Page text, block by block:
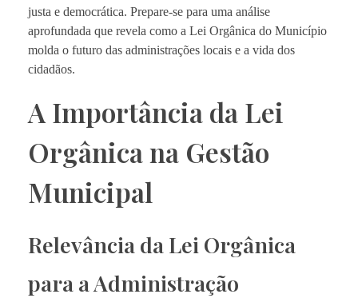
justa e democrática. Prepare-se para uma análise
aprofundada que revela como a Lei Orgânica do Município
molda o futuro das administrações locais e a vida dos
cidadãos.
A Importância da Lei
Orgânica na Gestão
Municipal
Relevância da Lei Orgânica
para a Administração